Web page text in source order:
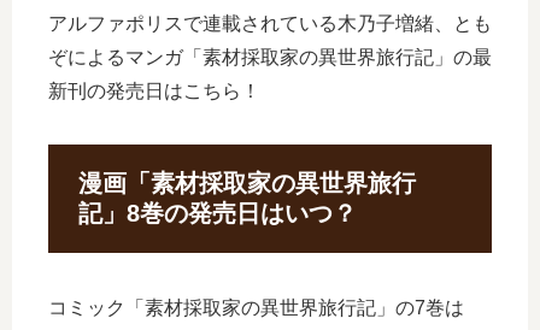
アルファポリスで連載されている木乃子増緒、とも
ぞによるマンガ「素材採取家の異世界旅行記」の最
新刊の発売日はこちら！
漫画「素材採取家の異世界旅行
記」8巻の発売日はいつ？
コミック「素材採取家の異世界旅行記」の7巻は